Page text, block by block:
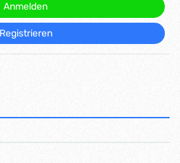
Anmelden
Registrieren